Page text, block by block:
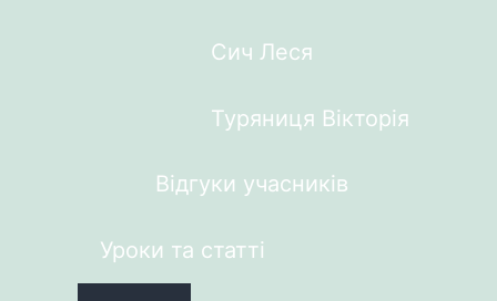
Сич Леся
Туряниця Вікторія
Відгуки учасників
Уроки та статті